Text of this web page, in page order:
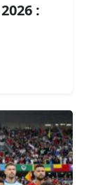
: